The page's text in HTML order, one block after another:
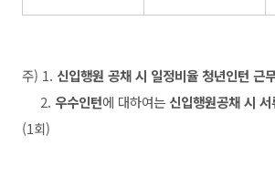
주) 1. 신입행원 공채 시 일정비율 청년인턴 근
2. 우수인턴에 대하여는 신입행원공채 시
(1회)